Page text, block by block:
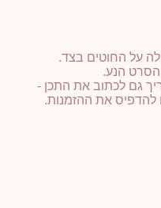
על החוטים בצד.
הסרט הנע.
גם לכתוב את התכן -
להדפיס את ההזמנות.